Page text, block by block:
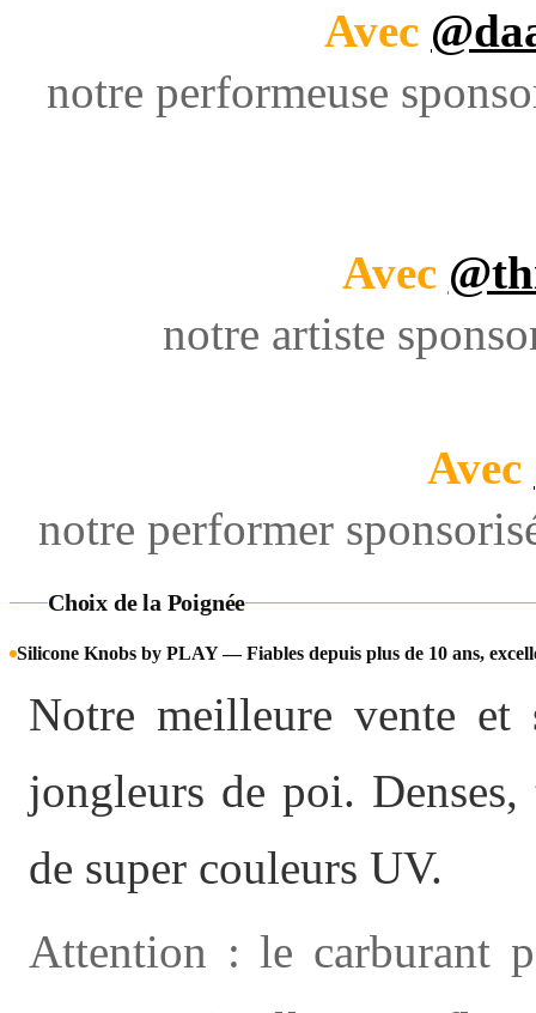
Avec
notre performeuse
Avec
notre artiste
Avec
notre performer
Choix de la Poignée
Silicone Knobs by PLAY — Fiables depuis plus de 10 ans,
Notre meilleure vente et
jongleurs de poi.
de super couleurs UV.
Attention : le carburant